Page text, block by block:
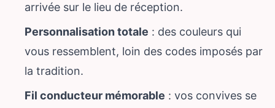
arrivée sur le lieu de réception.
Personnalisation totale : des couleurs qui
vous ressemblent, loin des codes imposés par
la tradition.
Fil conducteur mémorable : vos convives se